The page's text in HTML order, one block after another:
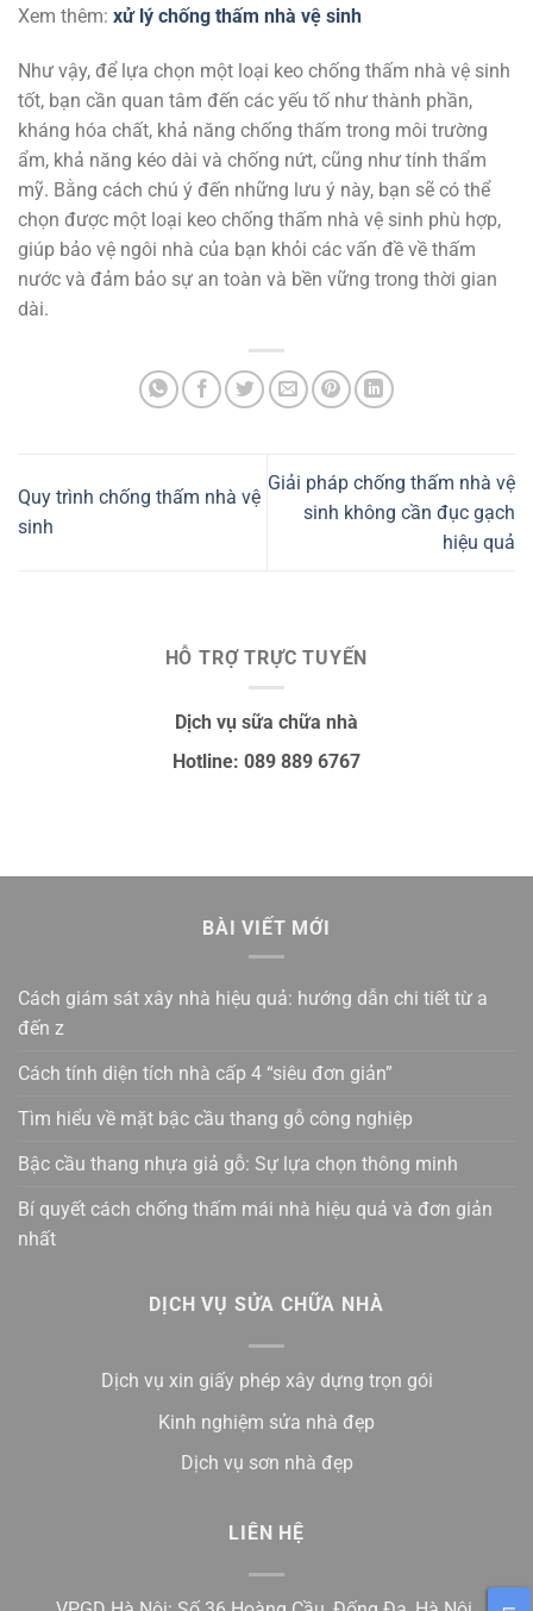
Xem thêm: xử lý chống thấm nhà vệ sinh
Như vậy, để lựa chọn một loại keo chống thấm nhà vệ sinh
tốt, bạn cần quan tâm đến các yếu tố như thành phần,
kháng hóa chất, khả năng chống thấm trong môi trường
ẩm, khả năng kéo dài và chống nứt, cũng như tính thẩm
mỹ. Bằng cách chú ý đến những lưu ý này, bạn sẽ có thể
chọn được một loại keo chống thấm nhà vệ sinh phù hợp,
giúp bảo vệ ngôi nhà của bạn khỏi các vấn đề về thấm
nước và đảm bảo sự an toàn và bền vững trong thời gian
dài.
Quy trình chống thấm nhà vệ
sinh
Giải pháp chống thấm nhà vệ
sinh không cần đục gạch
hiệu quả
HỖ TRỢ TRỰC TUYẾN
Dịch vụ sữa chữa nhà
Hotline: 089 889 6767
BÀI VIẾT MỚI
Cách giám sát xây nhà hiệu quả: hướng dẫn chi tiết từ a
đến z
Cách tính diện tích nhà cấp 4 “siêu đơn giản”
Tìm hiểu về mặt bậc cầu thang gỗ công nghiệp
Bậc cầu thang nhựa giả gỗ: Sự lựa chọn thông minh
Bí quyết cách chống thấm mái nhà hiệu quả và đơn giản
nhất
DỊCH VỤ SỬA CHỮA NHÀ
Dịch vụ xin giấy phép xây dựng trọn gói
Kinh nghiệm sửa nhà đẹp
Dịch vụ sơn nhà đẹp
LIÊN HỆ